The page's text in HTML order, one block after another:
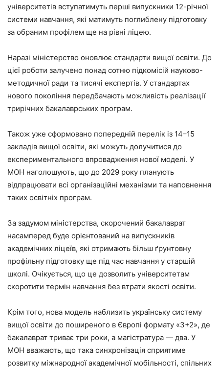
університетів вступатимуть перші випускники 12-річної
системи навчання, які матимуть поглиблену підготовку
за обраним профілем ще на рівні ліцею.
Наразі міністерство оновлює стандарти вищої освіти. До
цієї роботи залучено понад сотню підкомісій науково-
методичної ради та тисячі експертів. У стандартах
нового покоління передбачають можливість реалізації
трирічних бакалаврських програм.
Також уже сформовано попередній перелік із 14–15
закладів вищої освіти, які можуть долучитися до
експериментального впровадження нової моделі. У
МОН наголошують, що до 2029 року планують
відпрацювати всі організаційні механізми та наповнення
таких освітніх програм.
За задумом міністерства, скорочений бакалаврат
насамперед буде орієнтований на випускників
академічних ліцеїв, які отримають більш ґрунтовну
профільну підготовку ще під час навчання у старшій
школі. Очікується, що це дозволить університетам
скоротити термін навчання без втрати якості освіти.
Крім того, нова модель наблизить українську систему
вищої освіти до поширеного в Європі формату «3+2», де
бакалаврат триває три роки, а магістратура — два. У
МОН вважають, що така синхронізація сприятиме
розвитку міжнародної академічної мобільності, спільних